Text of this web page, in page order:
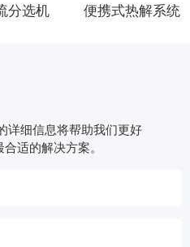
分选机 便携式热解系统
详细信息将帮助我们更好
适的解决方案。